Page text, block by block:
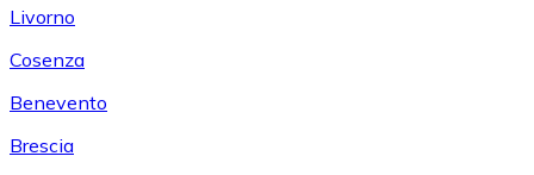
Livorno
Cosenza
Benevento
Brescia